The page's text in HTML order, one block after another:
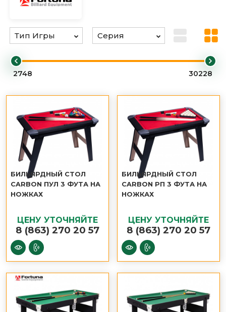
БИЛЬЯРДНЫЙ СТОЛ
CARBON ПУЛ 3 ФУТА НА
НОЖКАХ
ЦЕНУ УТОЧНЯЙТЕ
8 (863) 270 20 57
БИЛЬЯРДНЫЙ СТОЛ
CARBON РП 3 ФУТА НА
НОЖКАХ
ЦЕНУ УТОЧНЯЙТЕ
8 (863) 270 20 57